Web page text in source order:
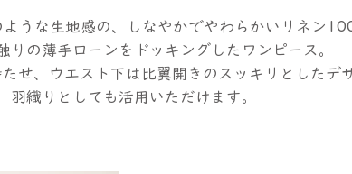
うな生地感の、しなやかでやわらかいリネン
りの薄手ローンをドッキングしたワンピース。
せ、ウエスト下は比翼開きのスッキリとしたデ
羽織りとしても活用いただけます。